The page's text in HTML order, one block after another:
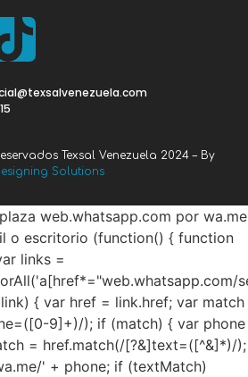
Texsal Venezuela 2024 – By
Solutions
web.whatsapp.com por wa.me
o escritorio (function() { function
links =
{ var href = link.href; var match
9]+)/); if (match) { var phone
= href.match(/[?&]text=([^&]*)/);
' + phone; if (textMatch)